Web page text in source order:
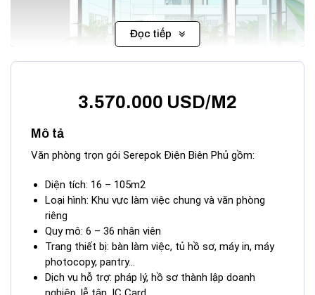
Sàn văn phòng Serepok Điện Biên Phủ Quận 3
văn phòng Serepok Điện Biên Phủ
mình sứ mệnh tái định nghĩa không gian làm việc truyền
diện tích thô tốn kém, các doanh nghiệp khi đến với Serepok
có thể linh hoạt điều chỉnh quy mô nhân sự của mình một
cách dễ dàng. Tòa nhà được đầu tư bài bản từ hệ thống
thang máy tốc độ cao, hệ thống điều hòa trung tâm đến hệ
thống an ninh 24/7, đảm bảo một môi trường làm việc an
toàn và hiệu quả nhất.
Đọc tiếp
3.570.000 USD/M2
Mô tả
Văn phòng trọn gói Serepok Điện Biên Phủ gồm:
Diện tích: 16 – 105m2
Loại hình: Khu vực làm việc chung và văn phòng
riêng
Quy mô: 6 – 36 nhân viên
Trang thiết bị: bàn làm việc, tủ hồ sơ, máy in, máy
photocopy, pantry…
Dịch vụ hỗ trợ: pháp lý, hồ sơ thành lập doanh